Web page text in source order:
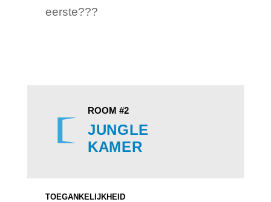
eerste???
ROOM #2
JUNGLE
KAMER
TOEGANKELIJKHEID